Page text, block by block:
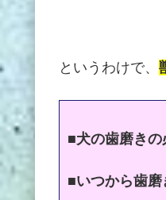
というわけで、
■犬の歯磨きの
■いつから歯